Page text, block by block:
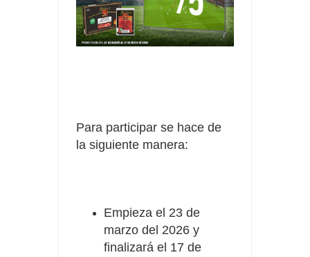
Para participar se hace de
la siguiente manera:
Empieza el 23 de
marzo del 2026 y
finalizará el 17 de